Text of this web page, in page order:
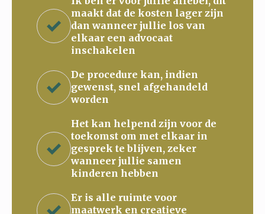
maakt dat de kosten lager zijn
dan wanneer jullie los van
elkaar een advocaat
inschakelen
De procedure kan, indien
gewenst, snel afgehandeld
worden
Het kan helpend zijn voor de
toekomst om met elkaar in
gesprek te blijven, zeker
wanneer jullie samen
kinderen hebben
Er is alle ruimte voor
maatwerk en creatieve